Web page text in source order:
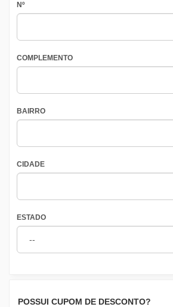
Nº
COMPLEMENTO
BAIRRO
CIDADE
ESTADO
POSSUI CUPOM DE DESCONTO?